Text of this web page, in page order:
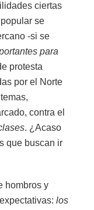
ciertas
se
-si se
para
protesta
por el Norte
contra el
. ¿Acaso
que buscan ir
hombros y
los